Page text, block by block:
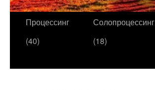
Процессинг
(40)
Солопроцессинг
(18)